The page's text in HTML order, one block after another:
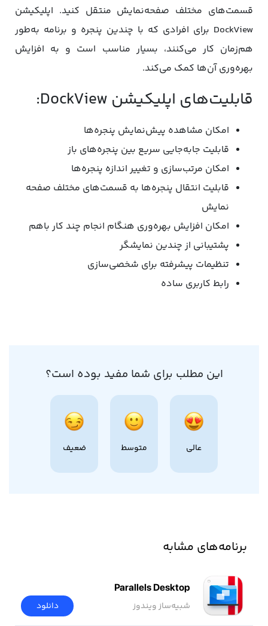
قسمت‌های مختلف صفحه‌نمایش منتقل کنید. اپلیکیشن
DockView برای افرادی که با چندین پنجره و برنامه به‌طور
هم‌زمان کار می‌کنند، بسیار مناسب است و به افزایش
بهره‌وری آن‌ها کمک می‌کند.
قابلیت‌های اپلیکیشن DockView:
امکان مشاهده پیش‌نمایش پنجره‌ها
قابلیت جابه‌جایی سریع بین پنجره‌های باز
امکان مرتب‌سازی و تغییر اندازه پنجره‌ها
قابلیت انتقال پنجره‌ها به قسمت‌های مختلف صفحه
نمایش
امکان افزایش بهره‌وری هنگام انجام چند کار باهم
پشتیبانی از چندین نمایشگر
تنظیمات پیشرفته برای شخصی‌سازی
رابط کاربری ساده
این مطلب برای شما مفید بوده است؟
عالی متوسط ضعیف
برنامه‌های مشابه
Parallels Desktop
شبیه‌ساز ویندوز دانلود